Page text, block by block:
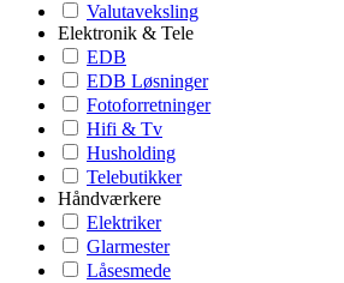
Valutaveksling
Elektronik & Tele
EDB
EDB Løsninger
Fotoforretninger
Hifi & Tv
Husholding
Telebutikker
Håndværkere
Elektriker
Glarmester
Låsesmede